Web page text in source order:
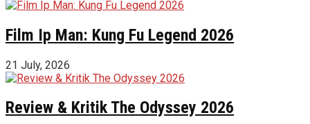
Film Ip Man: Kung Fu Legend 2026
21 July, 2026
Review & Kritik The Odyssey 2026